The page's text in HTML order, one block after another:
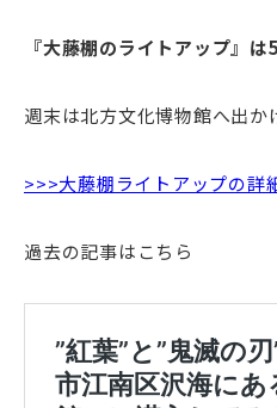
『大藤棚のライトアップ』
週末は北方文化博物館へ出か
>>>大藤棚ライトアップの詳
過去の記事はこちら